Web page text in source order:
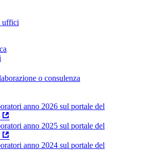
uffici
o consulenza
anno 2026 sul portale del
anno 2025 sul portale del
anno 2024 sul portale del